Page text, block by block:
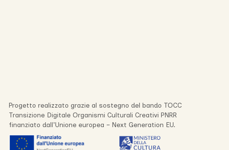
Progetto realizzato grazie al sostegno del bando TOCC
Transizione Digitale Organismi Culturali Creativi PNRR
finanziato dall’Unione europea – Next Generation EU.